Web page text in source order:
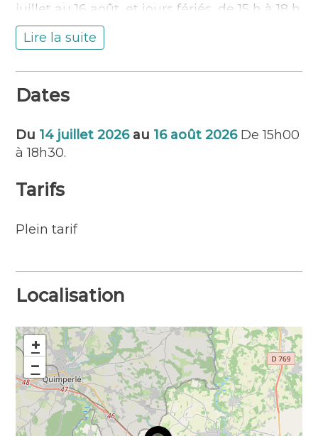
juillet au 16 août, et jours fériés, de 15 h à 18 h
30. Ouvert mardi 14 juillet. Renseignements :
www.lorientbretagnesudtourisme.fr, 02 97
Madeleine, Guidel. Gratuit.
Lire la suite
Dates
Du 14 juillet 2026au 16 août 2026De 15h00
à 18h30.
Tarifs
Plein tarif
Localisation
+
−